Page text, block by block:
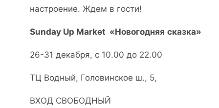
настроение. Ждем в гости!
Sunday Up Market «Новогодняя сказка»
26-31 декабря, с 10.00 до 22.00
ТЦ Водный, Головинское ш., 5,
ВХОД СВОБОДНЫЙ